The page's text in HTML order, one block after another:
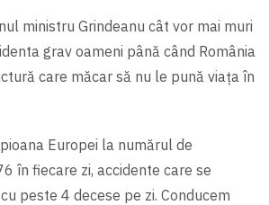
ministru Grindeanu cât vor mai muri
grav oameni până când România
care măcar să nu le pună viața în
Europei la numărul de
în fiecare zi, accidente care se
peste 4 decese pe zi. Conducem